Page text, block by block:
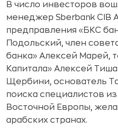
В число инвесторов
менеджер Sberbank CIB
предправления «БКС
Подольский, член
банка» Алексей Марей,
Капитала» Алексей
Щербини, основатель
поиска специалистов
Восточной Европы,
арабских странах.